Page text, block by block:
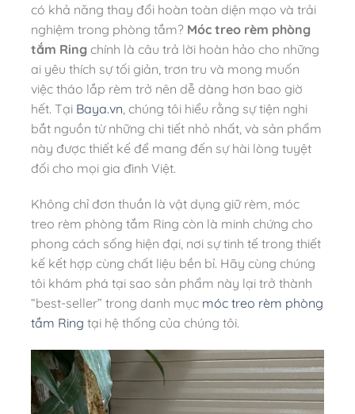
có khả năng thay đổi hoàn toàn diện mạo và trải
nghiệm trong phòng tắm? Móc treo rèm phòng
tắm Ring chính là câu trả lời hoàn hảo cho những
ai yêu thích sự tối giản, trơn tru và mong muốn
việc tháo lắp rèm trở nên dễ dàng hơn bao giờ
hết. Tại Baya.vn , chúng tôi hiểu rằng sự tiện nghi
bắt nguồn từ những chi tiết nhỏ nhất, và sản phẩm
này được thiết kế để mang đến sự hài lòng tuyệt
đối cho mọi gia đình Việt.
Không chỉ đơn thuần là vật dụng giữ rèm, móc
treo rèm phòng tắm Ring còn là minh chứng cho
phong cách sống hiện đại, nơi sự tinh tế trong thiết
kế kết hợp cùng chất liệu bền bỉ. Hãy cùng chúng
tôi khám phá tại sao sản phẩm này lại trở thành
“best-seller” trong danh mục móc treo rèm phòng
tắm Ring tại hệ thống của chúng tôi.